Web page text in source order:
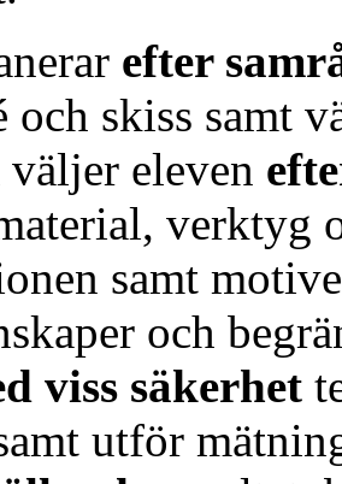
efter
skiss samt
väljer eleven
verktyg
samt
och
viss säkerhet
utför